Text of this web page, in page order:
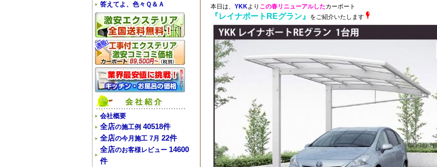
本日は、 YKKより この春リニューアルしたカーポート
『レイナポートREグラン』 をご紹介いたします
答えてよ、色々Ｑ＆Ａ
会社概要
全店の施工例 40518件
全店の今月施工 7月 22件
全店のお客様レビュー 14600
件